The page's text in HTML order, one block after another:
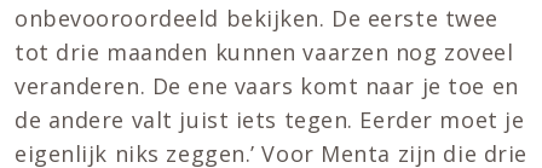
onbevooroordeeld bekijken. De eerste twee
tot drie maanden kunnen vaarzen nog zoveel
veranderen. De ene vaars komt naar je toe en
de andere valt juist iets tegen. Eerder moet je
eigenlijk niks zeggen.’ Voor Menta zijn die drie